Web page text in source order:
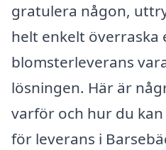
gratulera någon,
helt enkelt överraska
blomsterleverans
lösningen. Här är
varför och hur du
för leverans i